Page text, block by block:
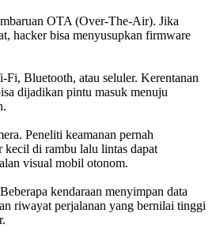
OTA (Over-The-Air). Jika
hacker bisa menyusupkan firmware
Bluetooth, atau seluler. Kerentanan
dijadikan pintu masuk menuju
Peneliti keamanan pernah
kecil di rambu lalu lintas dapat
visual mobil otonom.
kendaraan menyimpan data
riwayat perjalanan yang bernilai tinggi